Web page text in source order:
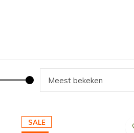
SALE